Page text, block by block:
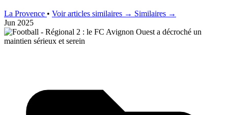
La Provence • Voir articles similaires → Similaires →
Jun 2025